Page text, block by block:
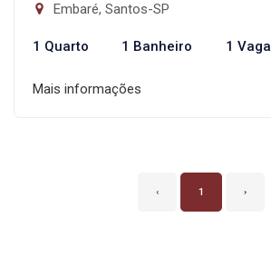
Embaré, Santos-SP
1 Quarto 1 Banheiro 1 Vaga
Mais informações
‹ 1 ›